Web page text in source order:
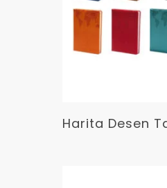
Harita Desen